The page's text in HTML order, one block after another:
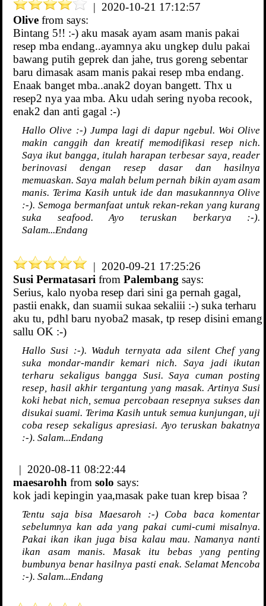
| 2020-10-21 17:12:57
Olive from says:
Bintang 5!! :-) aku masak ayam asam manis pakai
resep mba endang..ayamnya aku ungkep dulu pakai
bawang putih geprek dan jahe, trus goreng sebentar
baru dimasak asam manis pakai resep mba endang.
Enaak banget mba..anak2 doyan bangett. Thx u
resep2 nya yaa mba. Aku udah sering nyoba recook,
enak2 dan anti gagal :-)
Hallo Olive :-) Jumpa lagi di dapur ngebul. Woi Olive
makin canggih dan kreatif memodifikasi resep nich.
Saya ikut bangga, itulah harapan terbesar saya, reader
berinovasi dengan resep dasar dan hasilnya
memuaskan. Saya malah belum pernah bikin ayam asam
manis. Terima Kasih untuk ide dan masukannnya Olive
:-). Semoga bermanfaat untuk rekan-rekan yang kurang
suka seafood. Ayo teruskan berkarya :-).
Salam...Endang
| 2020-09-21 17:25:26
Susi Permatasari from Palembang says:
Serius, kalo nyoba resep dari sini ga pernah gagal,
pastii enakk, dan suamii sukaa sekaliii :-) suka terharu
aku tu, pdhl baru nyoba2 masak, tp resep disini emang
sallu OK :-)
Hallo Susi :-). Waduh ternyata ada silent Chef yang
suka mondar-mandir kemari nich. Saya jadi ikutan
terharu sekaligus bangga Susi. Saya cuman posting
resep, hasil akhir tergantung yang masak. Artinya Susi
koki hebat nich, semua percobaan resepnya sukses dan
disukai suami. Terima Kasih untuk semua kunjungan, uji
coba resep sekaligus apresiasi. Ayo teruskan bakatnya
:-). Salam...Endang
| 2020-08-11 08:22:44
maesarohh from solo says:
kok jadi kepingin yaa,masak pake tuan krep bisaa ?
Tentu saja bisa Maesaroh :-) Coba baca komentar
sebelumnya kan ada yang pakai cumi-cumi misalnya.
Pakai ikan ikan juga bisa kalau mau. Namanya nanti
ikan asam manis. Masak itu bebas yang penting
bumbunya benar hasilnya pasti enak. Selamat Mencoba
:-). Salam...Endang